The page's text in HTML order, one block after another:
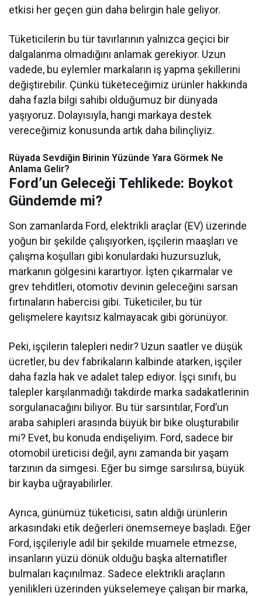
etkisi her geçen gün daha belirgin hale geliyor.
Tüketicilerin bu tür tavırlarının yalnızca geçici bir
dalgalanma olmadığını anlamak gerekiyor. Uzun
vadede, bu eylemler markaların iş yapma şekillerini
değiştirebilir. Çünkü tüketeceğimiz ürünler hakkında
daha fazla bilgi sahibi olduğumuz bir dünyada
yaşıyoruz. Dolayısıyla, hangi markaya destek
vereceğimiz konusunda artık daha bilinçliyiz.
Rüyada Sevdiğin Birinin Yüzünde Yara Görmek Ne
Anlama Gelir?
Ford’un Geleceği Tehlikede: Boykot
Gündemde mi?
Son zamanlarda Ford, elektrikli araçlar (EV) üzerinde
yoğun bir şekilde çalışıyorken, işçilerin maaşları ve
çalışma koşulları gibi konulardaki huzursuzluk,
markanın gölgesini karartıyor. İşten çıkarmalar ve
grev tehditleri, otomotiv devinin geleceğini sarsan
fırtınaların habercisi gibi. Tüketiciler, bu tür
gelişmelere kayıtsız kalmayacak gibi görünüyor.
Peki, işçilerin talepleri nedir? Uzun saatler ve düşük
ücretler, bu dev fabrikaların kalbinde atarken, işçiler
daha fazla hak ve adalet talep ediyor. İşçi sınıfı, bu
talepler karşılanmadığı takdirde marka sadakatlerinin
sorgulanacağını biliyor. Bu tür sarsıntılar, Ford’un
araba sahipleri arasında büyük bir bike oluşturabilir
mi? Evet, bu konuda endişeliyim. Ford, sadece bir
otomobil üreticisi değil, aynı zamanda bir yaşam
tarzının da simgesi. Eğer bu simge sarsılırsa, büyük
bir kayba uğrayabilirler.
Ayrıca, günümüz tüketicisi, satın aldığı ürünlerin
arkasındaki etik değerleri önemsemeye başladı. Eğer
Ford, işçileriyle adil bir şekilde muamele etmezse,
insanların yüzü dönük olduğu başka alternatifler
bulmaları kaçınılmaz. Sadece elektrikli araçların
yenilikleri üzerinden yükselemeye çalışan bir marka,